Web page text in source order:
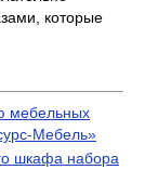
которые
мебельных
Мебель»
шкафа набора